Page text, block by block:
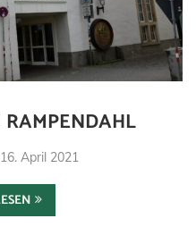
16. April 2021